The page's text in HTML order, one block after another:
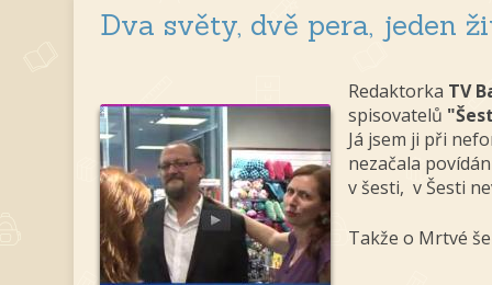
Dva světy, dvě pera, jeden
Redaktorka TV
spisovatelů
Já jsem ji při
nezačala
v šesti, v Šesti
Takže o Mrtvé